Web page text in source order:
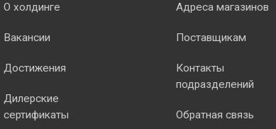
О холдинге
Вакансии
Достижения
Дилерские
сертификаты
Адреса магазинов
Поставщикам
Контакты
подразделений
Обратная связь